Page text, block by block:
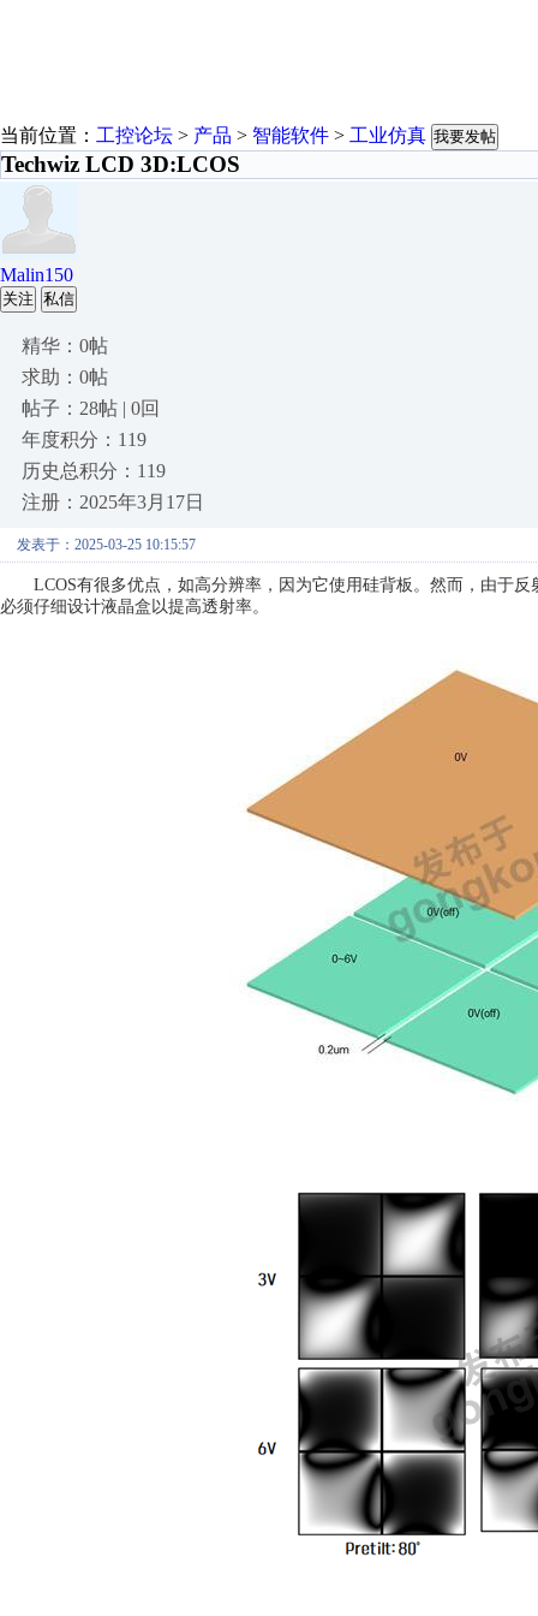
当前位置： 工控论坛 > 产品 > 智能软件 > 工业仿真 我要发帖
Techwiz LCD 3D:LCOS
Malin150
关注 私信
精华：0帖
求助：0帖
帖子：28帖 | 0回
年度积分：119
历史总积分：119
注册：2025年3月17日
发表于：2025-03-25 10:15:57
LCOS有很多优点，如高分辨率，因为它使用硅背板。然而，由于
必须仔细设计液晶盒以提高透射率。